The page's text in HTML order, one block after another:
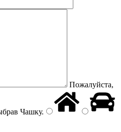
Пожалуйста,
Чашку.